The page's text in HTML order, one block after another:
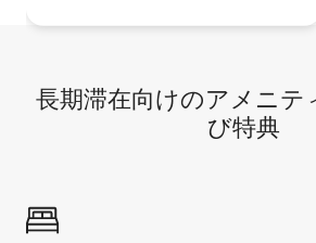
長期滞在向け⁠のア⁠メ⁠ニ⁠テ⁠
び特⁠典